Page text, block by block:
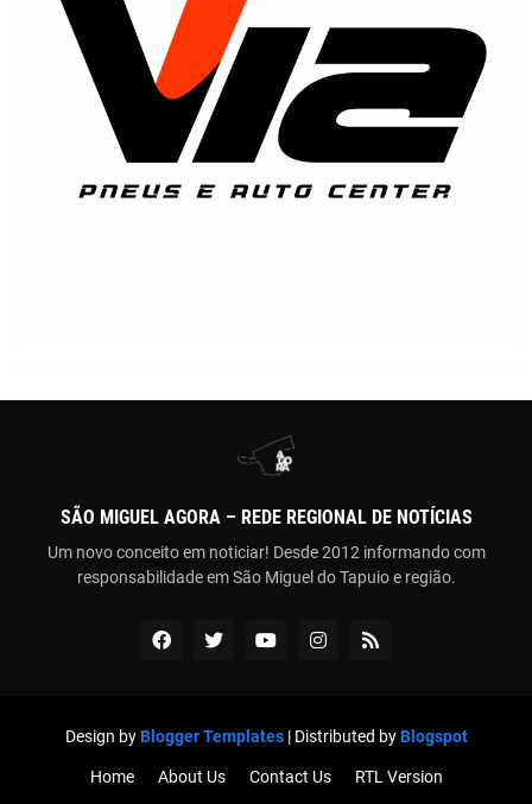
SÃO MIGUEL AGORA – REDE REGIONAL DE NOTÍCIAS
Um novo conceito em noticiar! Desde 2012 informando com
responsabilidade em São Miguel do Tapuio e região.
Design byBlogger Templates| Distributed byBlogspot
Home About Us Contact Us RTL Version